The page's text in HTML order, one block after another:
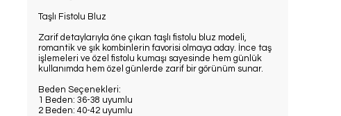
Taşlı Fistolu Bluz
Zarif detaylarıyla öne çıkan taşlı fistolu bluz modeli,
romantik ve şık kombinlerin favorisi olmaya aday. İnce taş
işlemeleri ve özel fistolu kumaşı sayesinde hem günlük
kullanımda hem özel günlerde zarif bir görünüm sunar.
Beden Seçenekleri:
1 Beden: 36-38 uyumlu
2 Beden: 40-42 uyumlu